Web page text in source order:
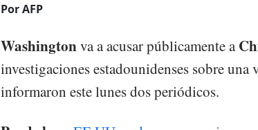
Por AFP
Washingtonva a acusar públicamente a
investigaciones estadounidenses sobre una
informaron este lunes dos periódicos.